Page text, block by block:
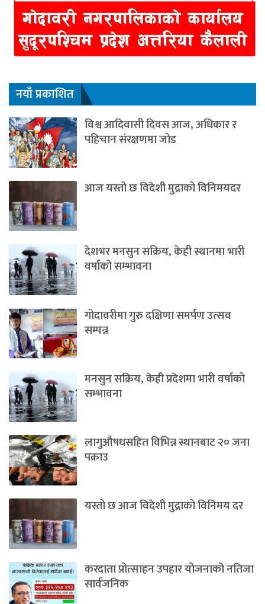
नयाँ प्रकाशित
विश्व आदिवासी दिवस आज, अधिकार र
पहिचान संरक्षणमा जोड
आज यस्तो छ विदेशी मुद्राको विनिमयदर
देशभर मनसुन सक्रिय, केही स्थानमा भारी
वर्षाको सम्भावना
गोदावरीमा गुरु दक्षिणा समर्पण उत्सव
सम्पन्न
मनसुन सक्रिय, केही प्रदेशमा भारी वर्षाको
सम्भावना
लागुऔषधसहित विभिन्न स्थानबाट २० जना
पक्राउ
यस्तो छ आज विदेशी मुद्राको विनिमय दर
करदाता प्रोत्साहन उपहार योजनाको नतिजा
सार्वजनिक